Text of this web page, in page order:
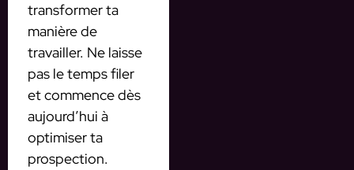
transformer ta
manière de
travailler. Ne laisse
pas le temps filer
et commence dès
aujourd’hui à
optimiser ta
prospection.